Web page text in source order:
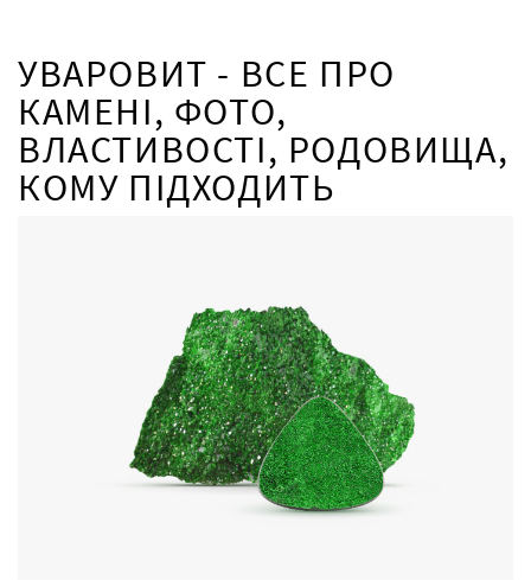
УВАРОВИТ - ВСЕ ПРО
КАМЕНІ, ФОТО,
ВЛАСТИВОСТІ, РОДОВИЩА,
КОМУ ПІДХОДИТЬ